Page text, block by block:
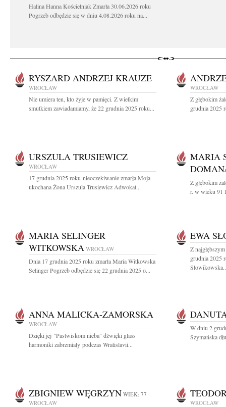
Halina Hanna Kościelniak Zmarła 30.06.2026 roku
Pogrzeb odbędzie się w dniu 4.08.2026 roku na...
RYSZARD ANDRZEJ KRAUZE
WROCŁAW
Nie umiera ten, kto żyje w pamięci. Z wielkim
smutkiem zawiadamiamy, że 22 grudnia 2025 roku...
WROCŁAW
Z głębokim
grudnia 2025
URSZULA TRUSIEWICZ
WROCŁAW
17 grudnia 2025 roku nieoczekiwanie zmarła Moja
ukochana Żona Urszula Trusiewicz Adwokat...
MARIA
Z głębokim
r. w wieku 91
MARIA SELINGER
WITKOWSKA WROCŁAW
Dnia 17 grudnia 2025 roku zmarła Maria Witkowska
Selinger Pogrzeb odbędzie się 22 grudnia 2025 o...
EWA
Z
grudnia 2025
ANNA MALICKA-ZAMORSKA
WROCŁAW
Dzięki jej "Pastwiskom nieba" dźwięki glass
harmoniki zabrzmiały podczas Wratislavii...
W dniu 2
Szymańska
ZBIGNIEW WĘGRZYN WIEK: 77
WROCŁAW
WROCŁAW